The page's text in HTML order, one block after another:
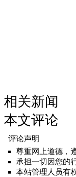
相关新闻
本文评论
评论声明
尊重网上道德，
承担一切因您的
本站管理人员有